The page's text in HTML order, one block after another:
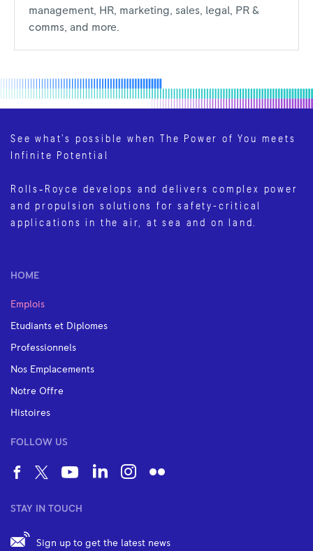
management, HR, marketing, sales, legal, PR &
comms, and more.
See what’s possible when The Power of You meets
Infinite Potential
Rolls‑Royce develops and delivers complex power
and propulsion solutions for safety-critical
applications in the air, at sea and on land.
HOME
Emplois
Etudiants et Diplomes
Professionnels
Nos Emplacements
Notre Offre
Histoires
FOLLOW US
STAY IN TOUCH
Sign up to get the latest news